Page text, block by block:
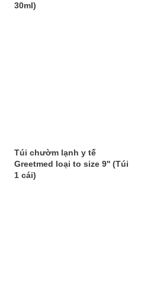
30ml)
Túi chườm lạnh y tế
Greetmed loại to size 9'' (Túi
1 cái)